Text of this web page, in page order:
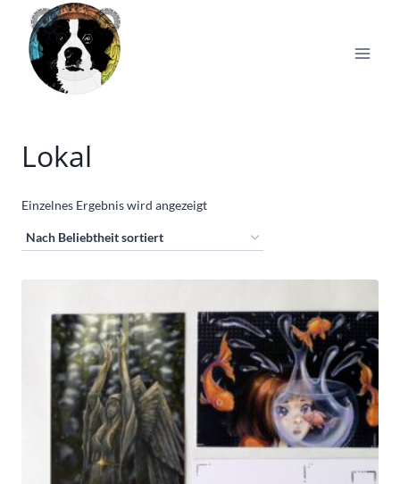
Inhalt
springen
Lokal
Einzelnes Ergebnis wird angezeigt